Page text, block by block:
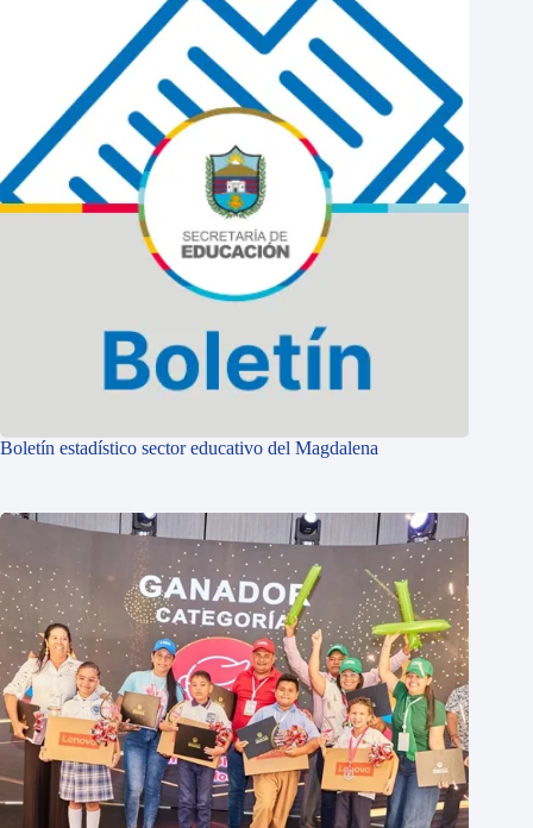
Boletín estadístico sector educativo del Magdalena